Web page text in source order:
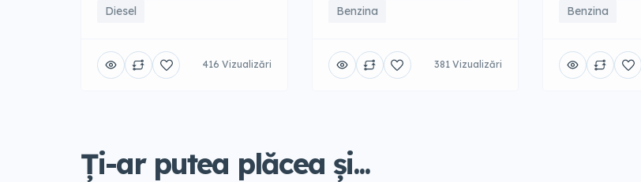
Diesel
416 Vizualizări
Benzina
381 Vizualizări
Benzina
Ți-ar putea plăcea și...